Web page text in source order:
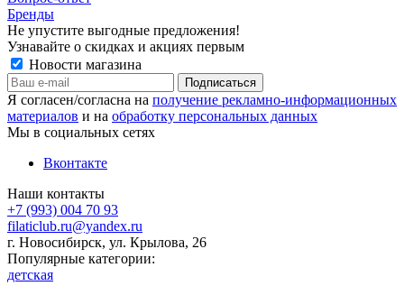
Бренды
Не упустите выгодные предложения!
Узнавайте о скидках и акциях первым
Новости магазина
Я согласен/согласна на получение рекламно-информационных
материалов и на обработку персональных данных
Мы в социальных сетях
Вконтакте
Наши контакты
+7 (993) 004 70 93
filaticlub.ru@yandex.ru
г. Новосибирск, ул. Крылова, 26
Популярные категории:
детская